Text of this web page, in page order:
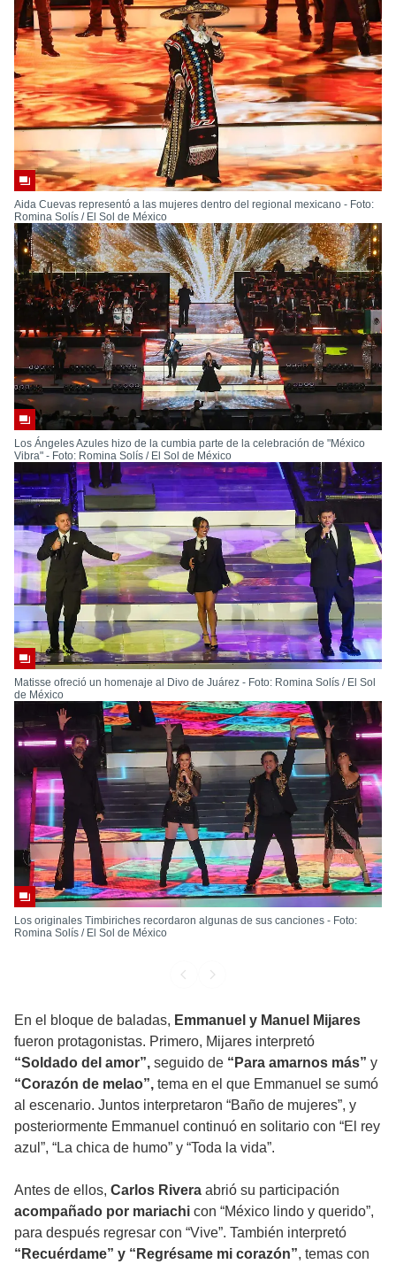
Aida Cuevas representó a las mujeres dentro del regional mexicano - Foto:
Romina Solís / El Sol de México
Los Ángeles Azules hizo de la cumbia parte de la celebración de "México
Vibra" - Foto: Romina Solís / El Sol de México
Matisse ofreció un homenaje al Divo de Juárez - Foto: Romina Solís / El Sol
de México
Los originales Timbiriches recordaron algunas de sus canciones - Foto:
Romina Solís / El Sol de México
En el bloque de baladas, Emmanuel y Manuel Mijares
fueron protagonistas. Primero, Mijares interpretó
“Soldado del amor”, seguido de “Para amarnos más” y
“Corazón de melao”, tema en el que Emmanuel se sumó
al escenario. Juntos interpretaron “Baño de mujeres”, y
posteriormente Emmanuel continuó en solitario con “El rey
azul”, “La chica de humo” y “Toda la vida”.
Antes de ellos, Carlos Rivera abrió su participación
acompañado por mariachi con “México lindo y querido”,
para después regresar con “Vive”. También interpretó
“Recuérdame” y “Regrésame mi corazón”, temas con